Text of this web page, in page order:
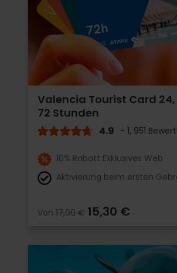
Valencia Tourist Card
72 Stunden
4.9 - 1, 951
10% Rabatt Exklusives Web
Aktivierung beim ersten
Von 17,00 € 15,30 €